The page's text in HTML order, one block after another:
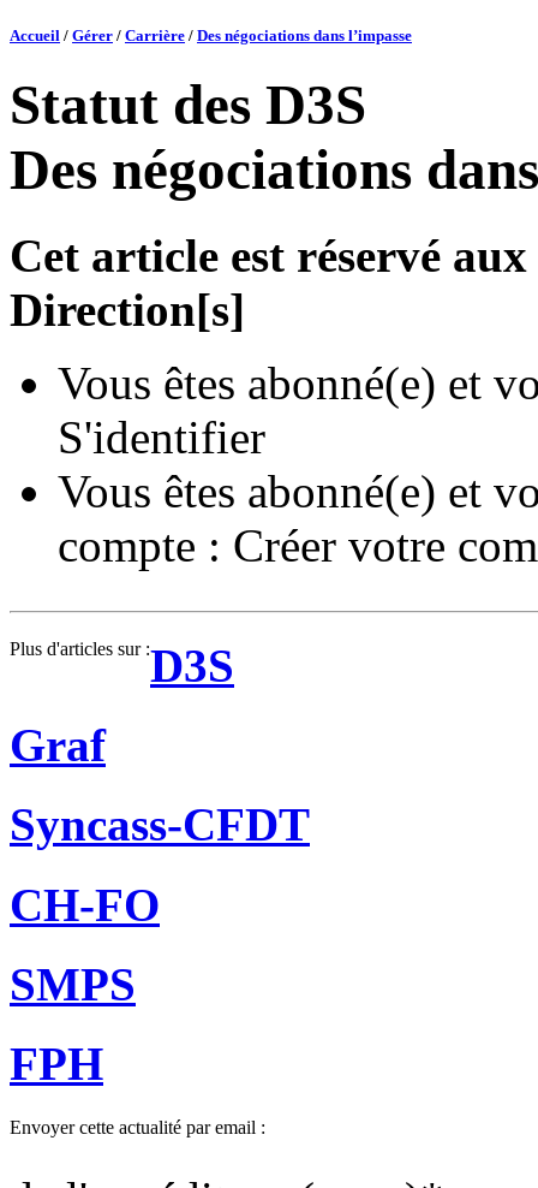
Accueil / Gérer / Carrière / Des négociations dans l’impasse
Statut des D3S
Des négociations
Cet article est réservé
Direction[s]
Vous êtes abonné(e) et
S'identifier
Vous êtes abonné(e) et
compte : Créer votre
Plus d'articles sur :D3S
Graf
Syncass-CFDT
CH-FO
SMPS
FPH
Envoyer cette actualité par email :